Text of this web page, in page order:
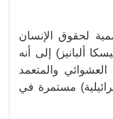
لحقوق الإنسان
ألبانيز) إلى أنه
والمتعمد
مستمرة في